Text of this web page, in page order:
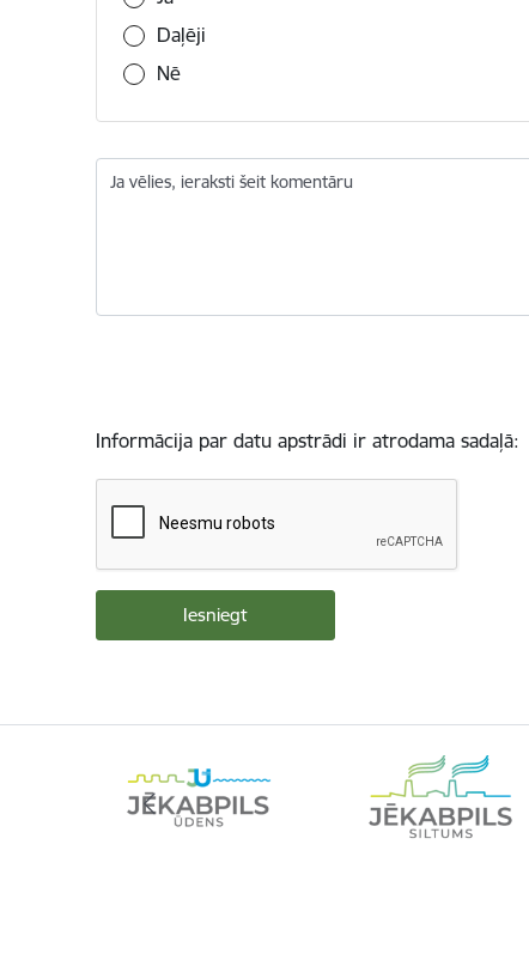
Daļēji
Nē
Ja vēlies, ieraksti šeit komentāru
Informācija par datu apstrādi ir atrodama sadaļā: